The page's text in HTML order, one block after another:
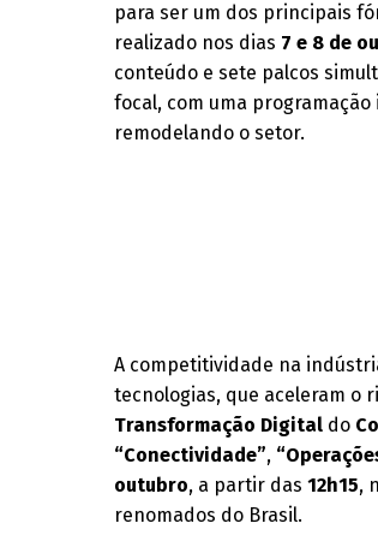
para ser um dos principais
realizado nos dias 7 e 8 de
conteúdo e sete palcos
focal, com uma
remodelando o setor.
A competitividade na
tecnologias, que aceleram o
Transformação Digital do
“Conectividade”,
outubro, a partir das12h15,
renomados do Brasil.